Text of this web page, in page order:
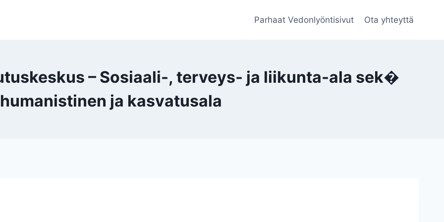
Parhaat Vedonlyöntisivut Ota yhteyttä
– Sosiaali-, terveys- ja liikunta-ala sek�
humanistinen ja kasvatusala